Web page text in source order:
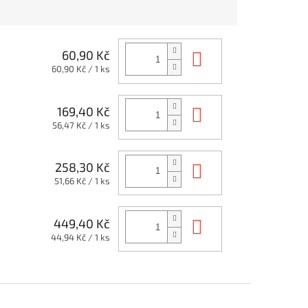
60,90 Kč
Měrná
60,90 Kč / 1 ks
169,40 Kč
Měrná
56,47 Kč / 1 ks
258,30 Kč
Měrná
51,66 Kč / 1 ks
449,40 Kč
Měrná
44,94 Kč / 1 ks